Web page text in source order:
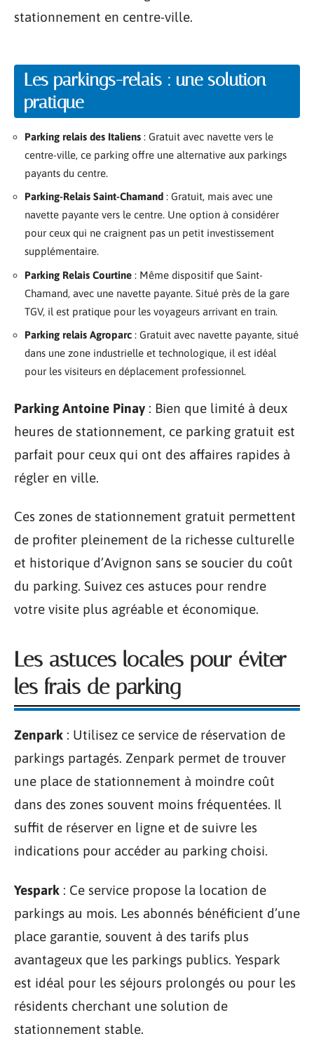
stationnement en centre-ville.
Les parkings-relais : une solution
pratique
Parking relais des Italiens : Gratuit avec navette vers le
centre-ville, ce parking offre une alternative aux parkings
payants du centre.
Parking-Relais Saint-Chamand : Gratuit, mais avec une
navette payante vers le centre. Une option à considérer
pour ceux qui ne craignent pas un petit investissement
supplémentaire.
Parking Relais Courtine : Même dispositif que Saint-
Chamand, avec une navette payante. Situé près de la gare
TGV, il est pratique pour les voyageurs arrivant en train.
Parking relais Agroparc : Gratuit avec navette payante, situé
dans une zone industrielle et technologique, il est idéal
pour les visiteurs en déplacement professionnel.
Parking Antoine Pinay : Bien que limité à deux
heures de stationnement, ce parking gratuit est
parfait pour ceux qui ont des affaires rapides à
régler en ville.
Ces zones de stationnement gratuit permettent
de profiter pleinement de la richesse culturelle
et historique d’Avignon sans se soucier du coût
du parking. Suivez ces astuces pour rendre
votre visite plus agréable et économique.
Les astuces locales pour éviter
les frais de parking
Zenpark : Utilisez ce service de réservation de
parkings partagés. Zenpark permet de trouver
une place de stationnement à moindre coût
dans des zones souvent moins fréquentées. Il
suffit de réserver en ligne et de suivre les
indications pour accéder au parking choisi.
Yespark : Ce service propose la location de
parkings au mois. Les abonnés bénéficient d’une
place garantie, souvent à des tarifs plus
avantageux que les parkings publics. Yespark
est idéal pour les séjours prolongés ou pour les
résidents cherchant une solution de
stationnement stable.